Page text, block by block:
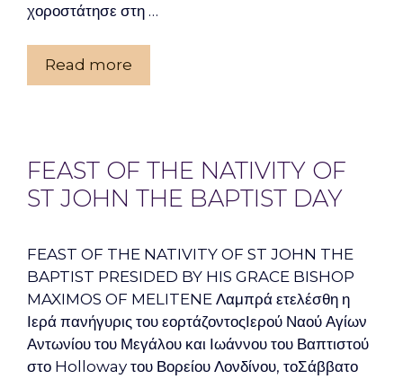
χοροστάτησε στη …
Read more
FEAST OF THE NATIVITY OF
ST JOHN THE BAPTIST DAY
FEAST OF THE NATIVITY OF ST JOHN THE
BAPTIST PRESIDED BY HIS GRACE BISHOP
MAXIMOS OF MELITENE Λαμπρά ετελέσθη η
Ιερά πανήγυρις του εορτάζοντοςΙερού Ναού Αγίων
Αντωνίου του Μεγάλου και Ιωάννου του Βαπτιστού
στο Holloway του Βορείου Λονδίνου, τοΣάββατο